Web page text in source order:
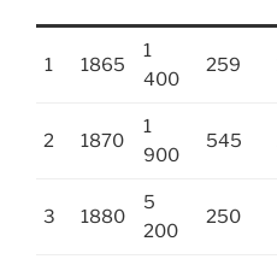
1 1865
1
400
259
2 1870
1
900
545
3 1880
5
200
250